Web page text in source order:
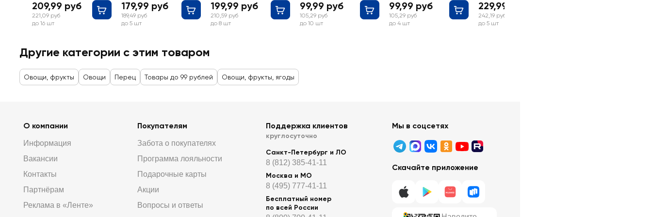
209,99 руб
221,09 руб
до 16 шт
179,99 руб
189,49 руб
до 5 шт
199,99 руб
210,59 руб
до 8 шт
99,99 руб
105,29 руб
до 10 шт
99,99 руб
105,29 руб
до 4 шт
229,99 руб
242,19 руб
до 5 шт
Другие категории с этим товаром
Овощи, фрукты Овощи Перец Товары до 99 рублей Овощи, фрукты, ягоды
О компании
Информация
Вакансии
Контакты
Партнёрам
Реклама в «Ленте»
Покупателям
Забота о покупателях
Программа лояльности
Подарочные карты
Акции
Вопросы и ответы
Поддержка клиентов
круглосуточно
Санкт-Петербург и ЛО
8 (812) 385-41-11
Москва и МО
8 (495) 777-41-11
Бесплатный номер
по всей России
Мы в соцсетях
Скачайте приложение